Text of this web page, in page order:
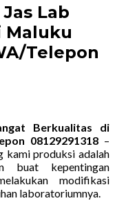
Lab
Maluku
Telepon
Berkualitas di
08129291318–
kami produksi adalah
buat kepentingan
modifikasi
laboratoriumnya.